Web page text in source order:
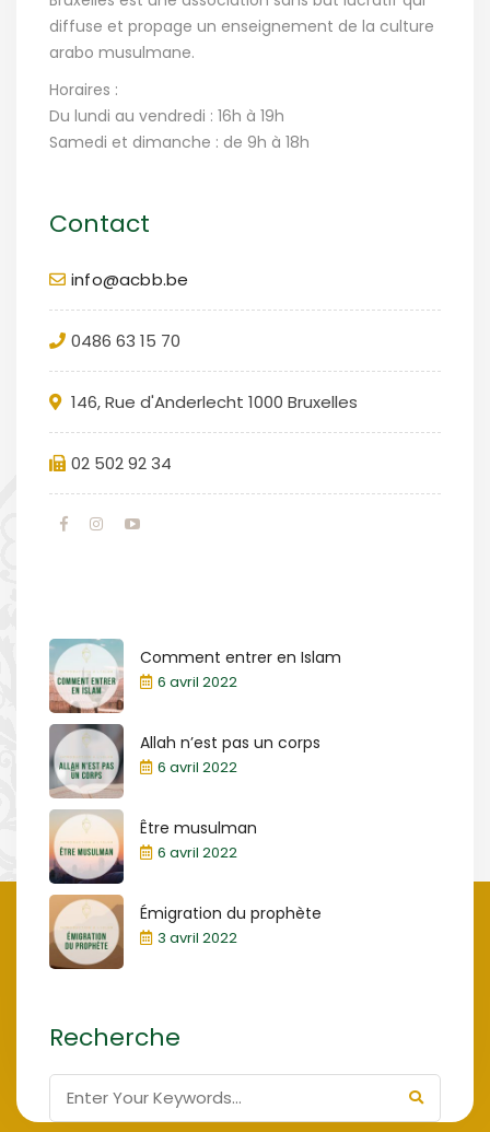
diffuse et propage un enseignement de la culture
arabo musulmane.
Horaires :
Du lundi au vendredi : 16h à 19h
Samedi et dimanche : de 9h à 18h
Contact
info@acbb.be
0486 63 15 70
146, Rue d'Anderlecht 1000 Bruxelles
02 502 92 34
Comment entrer en Islam
6 avril 2022
Allah n’est pas un corps
6 avril 2022
Être musulman
6 avril 2022
Émigration du prophète
3 avril 2022
Recherche